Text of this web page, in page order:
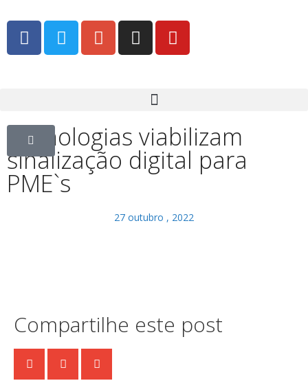
Tecnologias viabilizam
sinalização digital para
PME`s
27 outubro , 2022
Compartilhe este post